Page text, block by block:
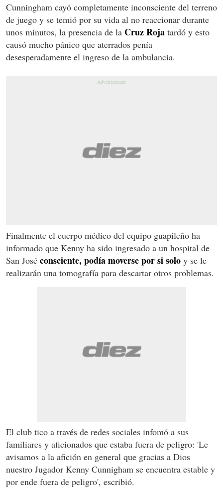
Cunningham cayó completamente inconsciente del terreno
de juego y se temió por su vida al no reaccionar durante
unos minutos, la presencia de la Cruz Roja tardó y esto
causó mucho pánico que aterrados penía
desesperadamente el ingreso de la ambulancia.
Finalmente el cuerpo médico del equipo guapileño ha
informado que Kenny ha sido ingresado a un hospital de
San José consciente, podía moverse por si solo y se le
realizarán una tomografía para descartar otros problemas.
El club tico a través de redes sociales infomó a sus
familiares y aficionados que estaba fuera de peligro: 'Le
avisamos a la afición en general que gracias a Dios
nuestro Jugador Kenny Cunnigham se encuentra estable y
por ende fuera de peligro', escribió.